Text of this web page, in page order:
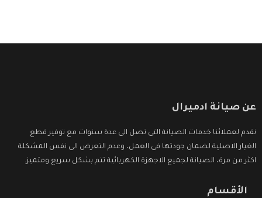
عن صيانة ادميرال
نقدم لعملائنا خدمات الصيانة التى تصل الى عدة سنوات مع توفير قطع
الغيار الاصلية لضمان جودتها فى العمل، وعدم التعرض الى نفس المشكلة
اكثر من مرة، الصيانة لجميع الاجهزة الكهربائية تتم بشكل سريع ومتميز.
الأقسام